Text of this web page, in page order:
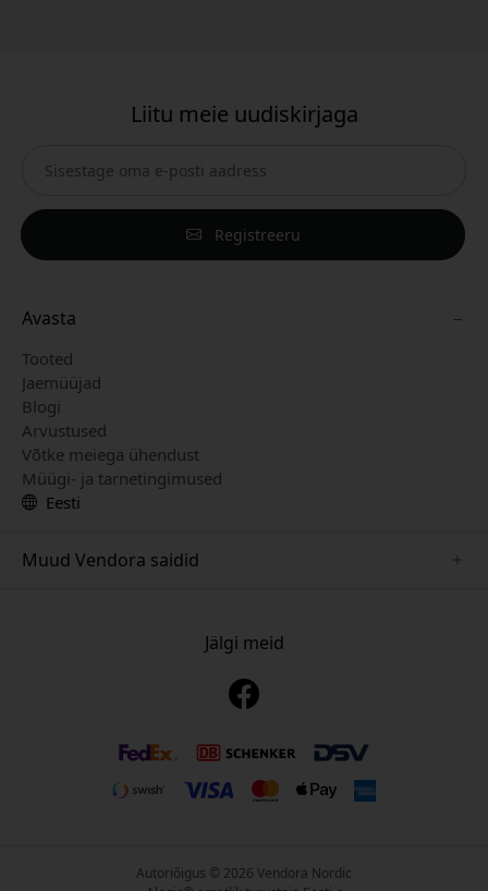
Liitu meie uudiskirjaga
Registreeru
Avasta
Tooted
Jaemüüjad
Blogi
Arvustused
Võtke meiega ühendust
Müügi- ja tarnetingimused
Eesti
Muud Vendora saidid
www.nordicsmartlight.se
www.plaud.se
Jälgi meid
Autoriõigus © 2026 Vendora Nordic